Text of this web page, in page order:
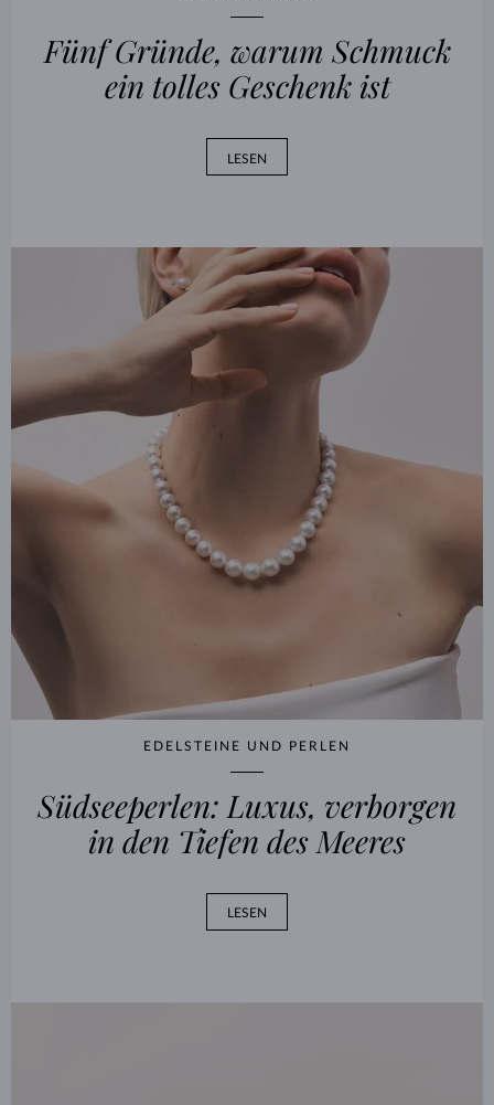
Fünf Gründe, warum Schmuck
ein tolles Geschenk ist
LESEN
EDELSTEINE UND PERLEN
Südseeperlen: Luxus, verborgen
in den Tiefen des Meeres
LESEN